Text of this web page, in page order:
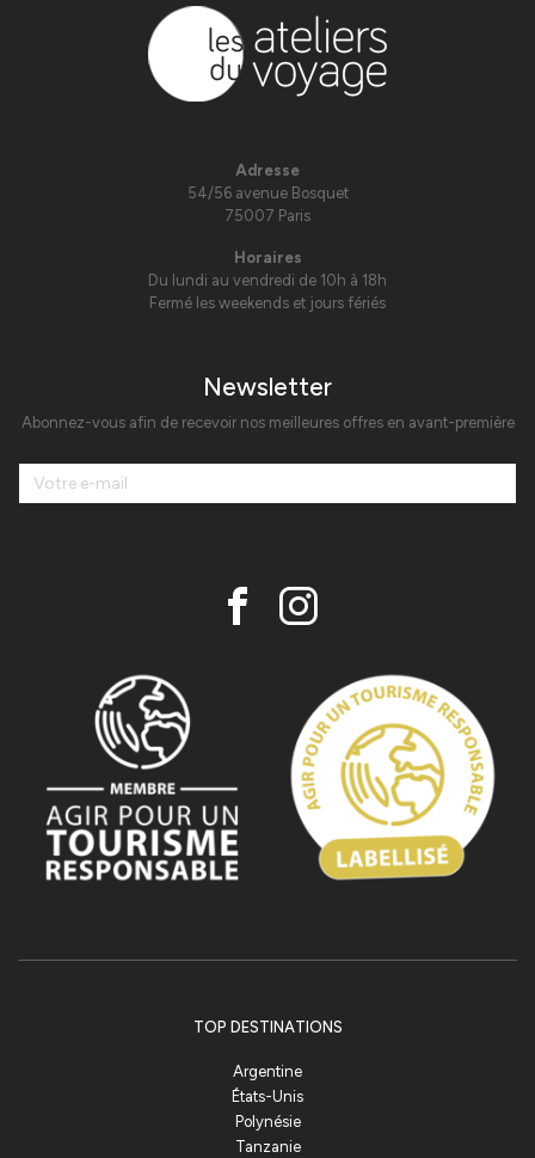
Adresse
54/56 avenue Bosquet
75007 Paris
Horaires
Du lundi au vendredi de 10h à 18h
Fermé les weekends et jours fériés
Newsletter
Abonnez-vous afin de recevoir nos meilleures offres en avant-première
TOP DESTINATIONS
Argentine
États-Unis
Polynésie
Tanzanie